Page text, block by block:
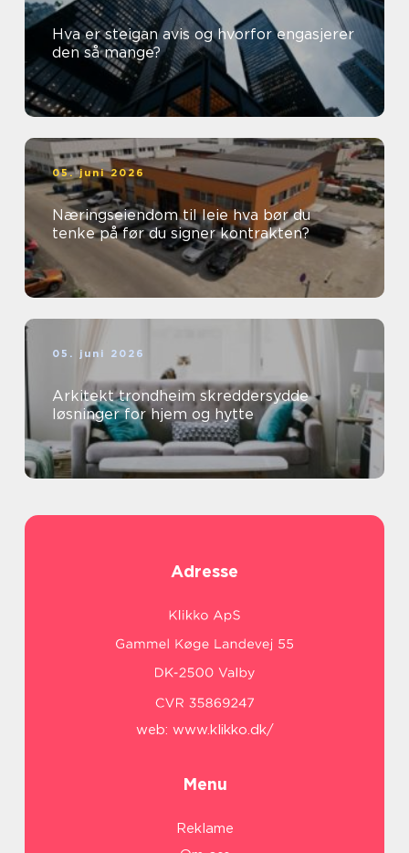
Hva er steigan avis og hvorfor engasjerer
den så mange?
05. juni 2026
Næringseiendom til leie hva bør du
tenke på før du signer kontrakten?
05. juni 2026
Arkitekt trondheim skreddersydde
løsninger for hjem og hytte
Adresse
web: www.klikko.dk/
Menu
Reklame